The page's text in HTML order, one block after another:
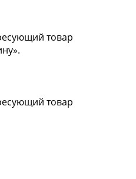
товар
товар